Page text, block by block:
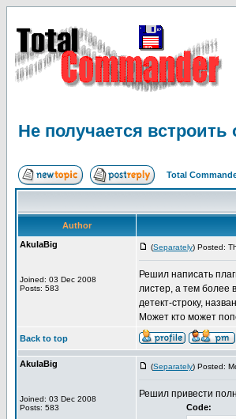
Не получается
Total
Author
AkulaBig
Joined: 03 Dec 2008
Posts: 583
(Separately) Posted:
Решил написать
листер, а тем более
детект-строку,
Может кто может
Back to top
AkulaBig
Joined: 03 Dec 2008
Posts: 583
(Separately) Posted:
Решил привести
Code: